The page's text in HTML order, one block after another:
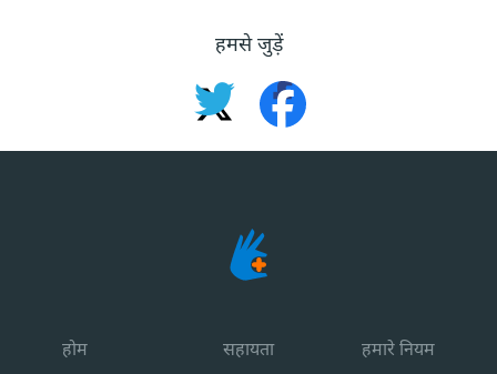
हमसे जुड़ें
होम सहायता हमारे नियम